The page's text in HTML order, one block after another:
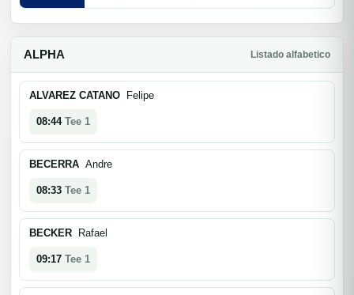
ALPHA Listado alfabetico
ALVAREZ CATANO Felipe
08:44 Tee 1
BECERRA Andre
08:33 Tee 1
BECKER Rafael
09:17 Tee 1